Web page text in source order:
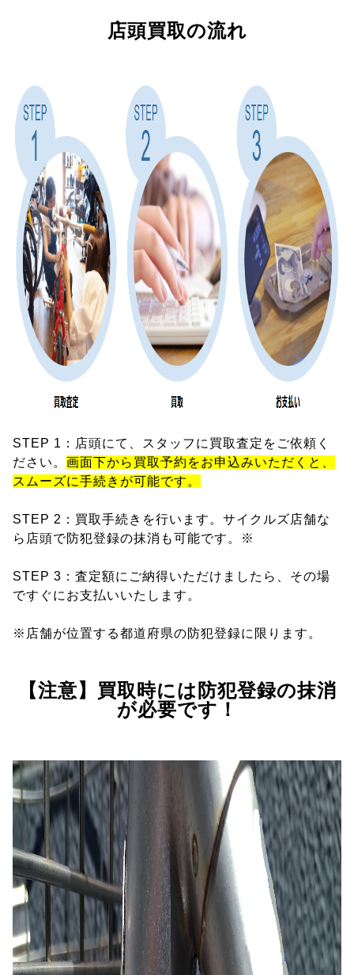
店頭買取の流れ
STEP 1：店頭にて、スタッフに買取査定をご依頼く
ださい。 画面下から買取予約をお申込みいただくと、
スムーズに手続きが可能です。
STEP 2：買取手続きを行います。サイクルズ店舗な
ら店頭で防犯登録の抹消も可能です。※
STEP 3：査定額にご納得いただけましたら、その場
ですぐにお支払いいたします。
※店舗が位置する都道府県の防犯登録に限ります。
【注意】買取時には防犯登録の抹消
が必要です！